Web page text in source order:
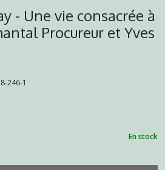
- Une vie consacrée à
Procureur et Yves
246-1
En stock